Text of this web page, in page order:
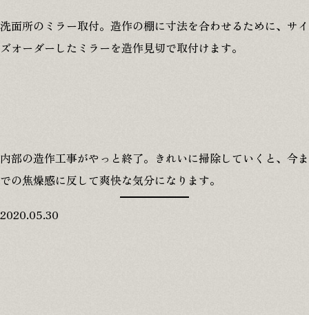
洗面所のミラー取付。造作の棚に寸法を合わせるために、サイ
ズオーダーしたミラーを造作見切で取付けます。
内部の造作工事がやっと終了。きれいに掃除していくと、今ま
での焦燥感に反して爽快な気分になります。
2020.05.30